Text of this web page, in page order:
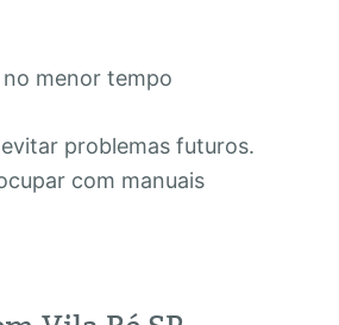
menor tempo
problemas futuros.
com manuais